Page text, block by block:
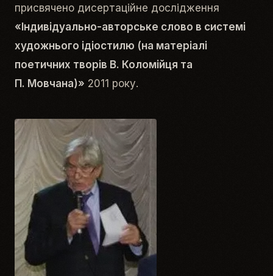
присвячено дисертаційне дослідження
« Індивідуально-авторське слово в системі
художнього ідіостилю (на матеріалі
поетичних творів В. Коломійця та
П. Мовчана)» 2011 року.